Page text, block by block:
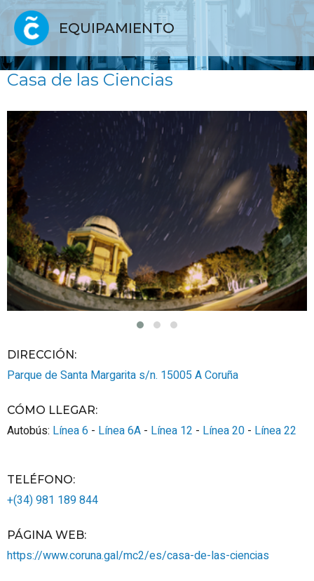
EQUIPAMIENTO
Casa de las Ciencias
DIRECCIÓN:
Parque de Santa Margarita s/n. 15005 A Coruña
CÓMO LLEGAR:
Autobús: Línea 6 - Línea 6A - Línea 12 - Línea 20 - Línea 22
TELÉFONO:
+(34) 981 189 844
PÁGINA WEB:
https://www.coruna.gal/mc2/es/casa-de-las-ciencias